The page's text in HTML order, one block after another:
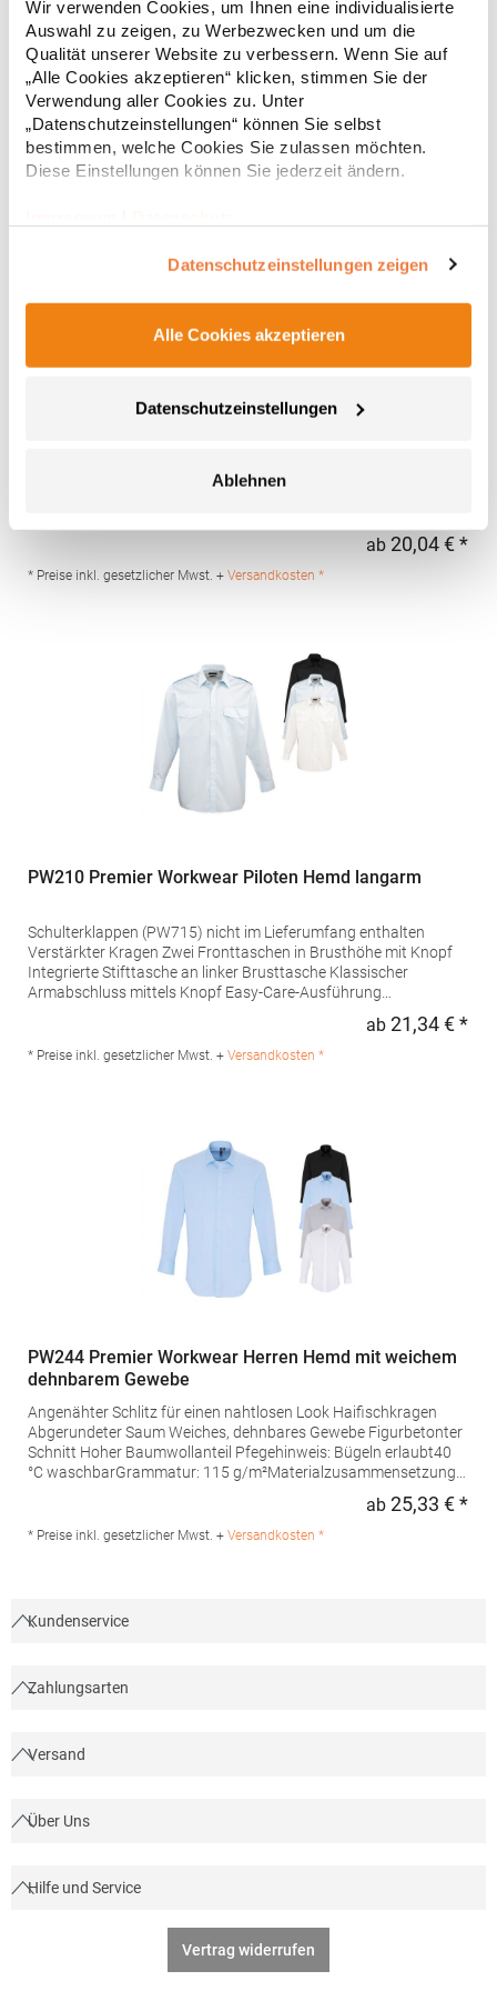
Wir verwenden Cookies, um Ihnen eine individualisierte
Auswahl zu zeigen, zu Werbezwecken und um die
Qualität unserer Website zu verbessern. Wenn Sie auf
„Alle Cookies akzeptieren“ klicken, stimmen Sie der
Verwendung aller Cookies zu. Unter
„Datenschutzeinstellungen“ können Sie selbst
bestimmen, welche Cookies Sie zulassen möchten.
Diese Einstellungen können Sie jederzeit ändern.
Datenschutzeinstellungen zeigen
Alle Cookies akzeptieren
Datenschutzeinstellungen
Ablehnen
(White: 115 g/m²) Materialzusammensetzung: 65% Polyester /
35% BaumwolleAngaben zur Produktsicherheit: Herst.-Nr.:
PR300Hersteller: Premier Clothing Ltd President Kennedylaan
19 Office 3.39 2517JK Gravenhage Niederlande E-Mail:
info@premierworkwear.com
ab 17,69 € *
* Preise inkl. gesetzlicher Mwst. + Versandkosten *
PW212 Premier Workwear Piloten Hemd kurzarm
Integrierte Stifttasche an linker Brusttasche Easy-Care-
65% Polyester / 35% BaumwolleAngaben zur
Produktsicherheit: Herst.-Nr.: PR212Hersteller: Premier Clothing
Ltd President Kennedylaan 19 Office 3.39 2517JK Gravenhage
ab 20,04 € *
* Preise inkl. gesetzlicher Mwst. + Versandkosten *
PW210 Premier Workwear Piloten Hemd langarm
Schulterklappen (PW715) nicht im Lieferumfang enthalten
Verstärkter Kragen Zwei Fronttaschen in Brusthöhe mit Knopf
Integrierte Stifttasche an linker Brusttasche Klassischer
Armabschluss mittels Knopf Easy-Care-Ausführung
Produktsicherheit: Herst.-Nr.: PR210Hersteller: Premier Clothing
ab 21,34 € *
* Preise inkl. gesetzlicher Mwst. + Versandkosten *
PW244 Premier Workwear Herren Hemd mit weichem
dehnbarem Gewebe
Angenähter Schlitz für einen nahtlosen Look Haifischkragen
Abgerundeter Saum Weiches, dehnbares Gewebe Figurbetonter
Schnitt Hoher Baumwollanteil Pfegehinweis: Bügeln erlaubt40
°C waschbarGrammatur: 115 g/m²Materialzusammensetzung:
Produktsicherheit: Herst.-Nr.: PR244 Hersteller: Premier Clothing
Ltd President Kennedylaan 19 Office 3.39 2517JK Gravenhage
ab 25,33 € *
* Preise inkl. gesetzlicher Mwst. + Versandkosten *
Kundenservice
Zahlungsarten
Versand
Über Uns
Hilfe und Service
Vertrag widerrufen